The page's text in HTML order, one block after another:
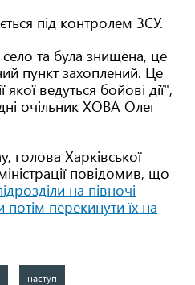
під контролем ЗСУ.
село та була знищена, це
пункт захоплений. Це
якої ведуться бойові дії",
очільник ХОВА Олег
голова Харківської
повідомив, що
на півночі
потім перекинути їх на
наступ